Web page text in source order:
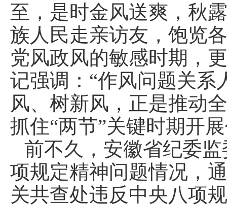
至，是时金风送爽，秋
族人民走亲访友，饱览
党风政风的敏感时期，
记强调：“作风问题关系
风、树新风，正是推动
抓住“两节”关键时期开
前不久，安徽省纪委
项规定精神问题情况，
关共查处违反中央八项